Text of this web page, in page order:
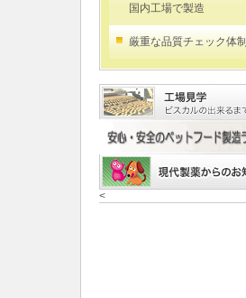
国内工場で製造
厳重な品質チェック体制
<